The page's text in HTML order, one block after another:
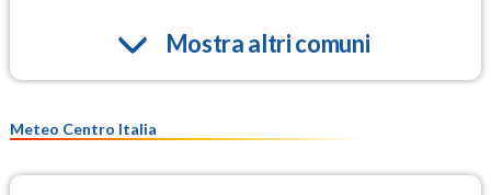
Mostra altri comuni
Meteo Centro Italia